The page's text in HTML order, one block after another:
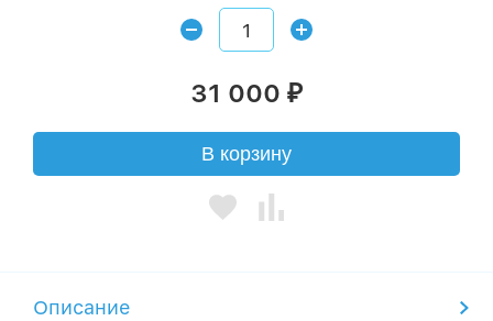
31 000 ₽
В корзину
Описание